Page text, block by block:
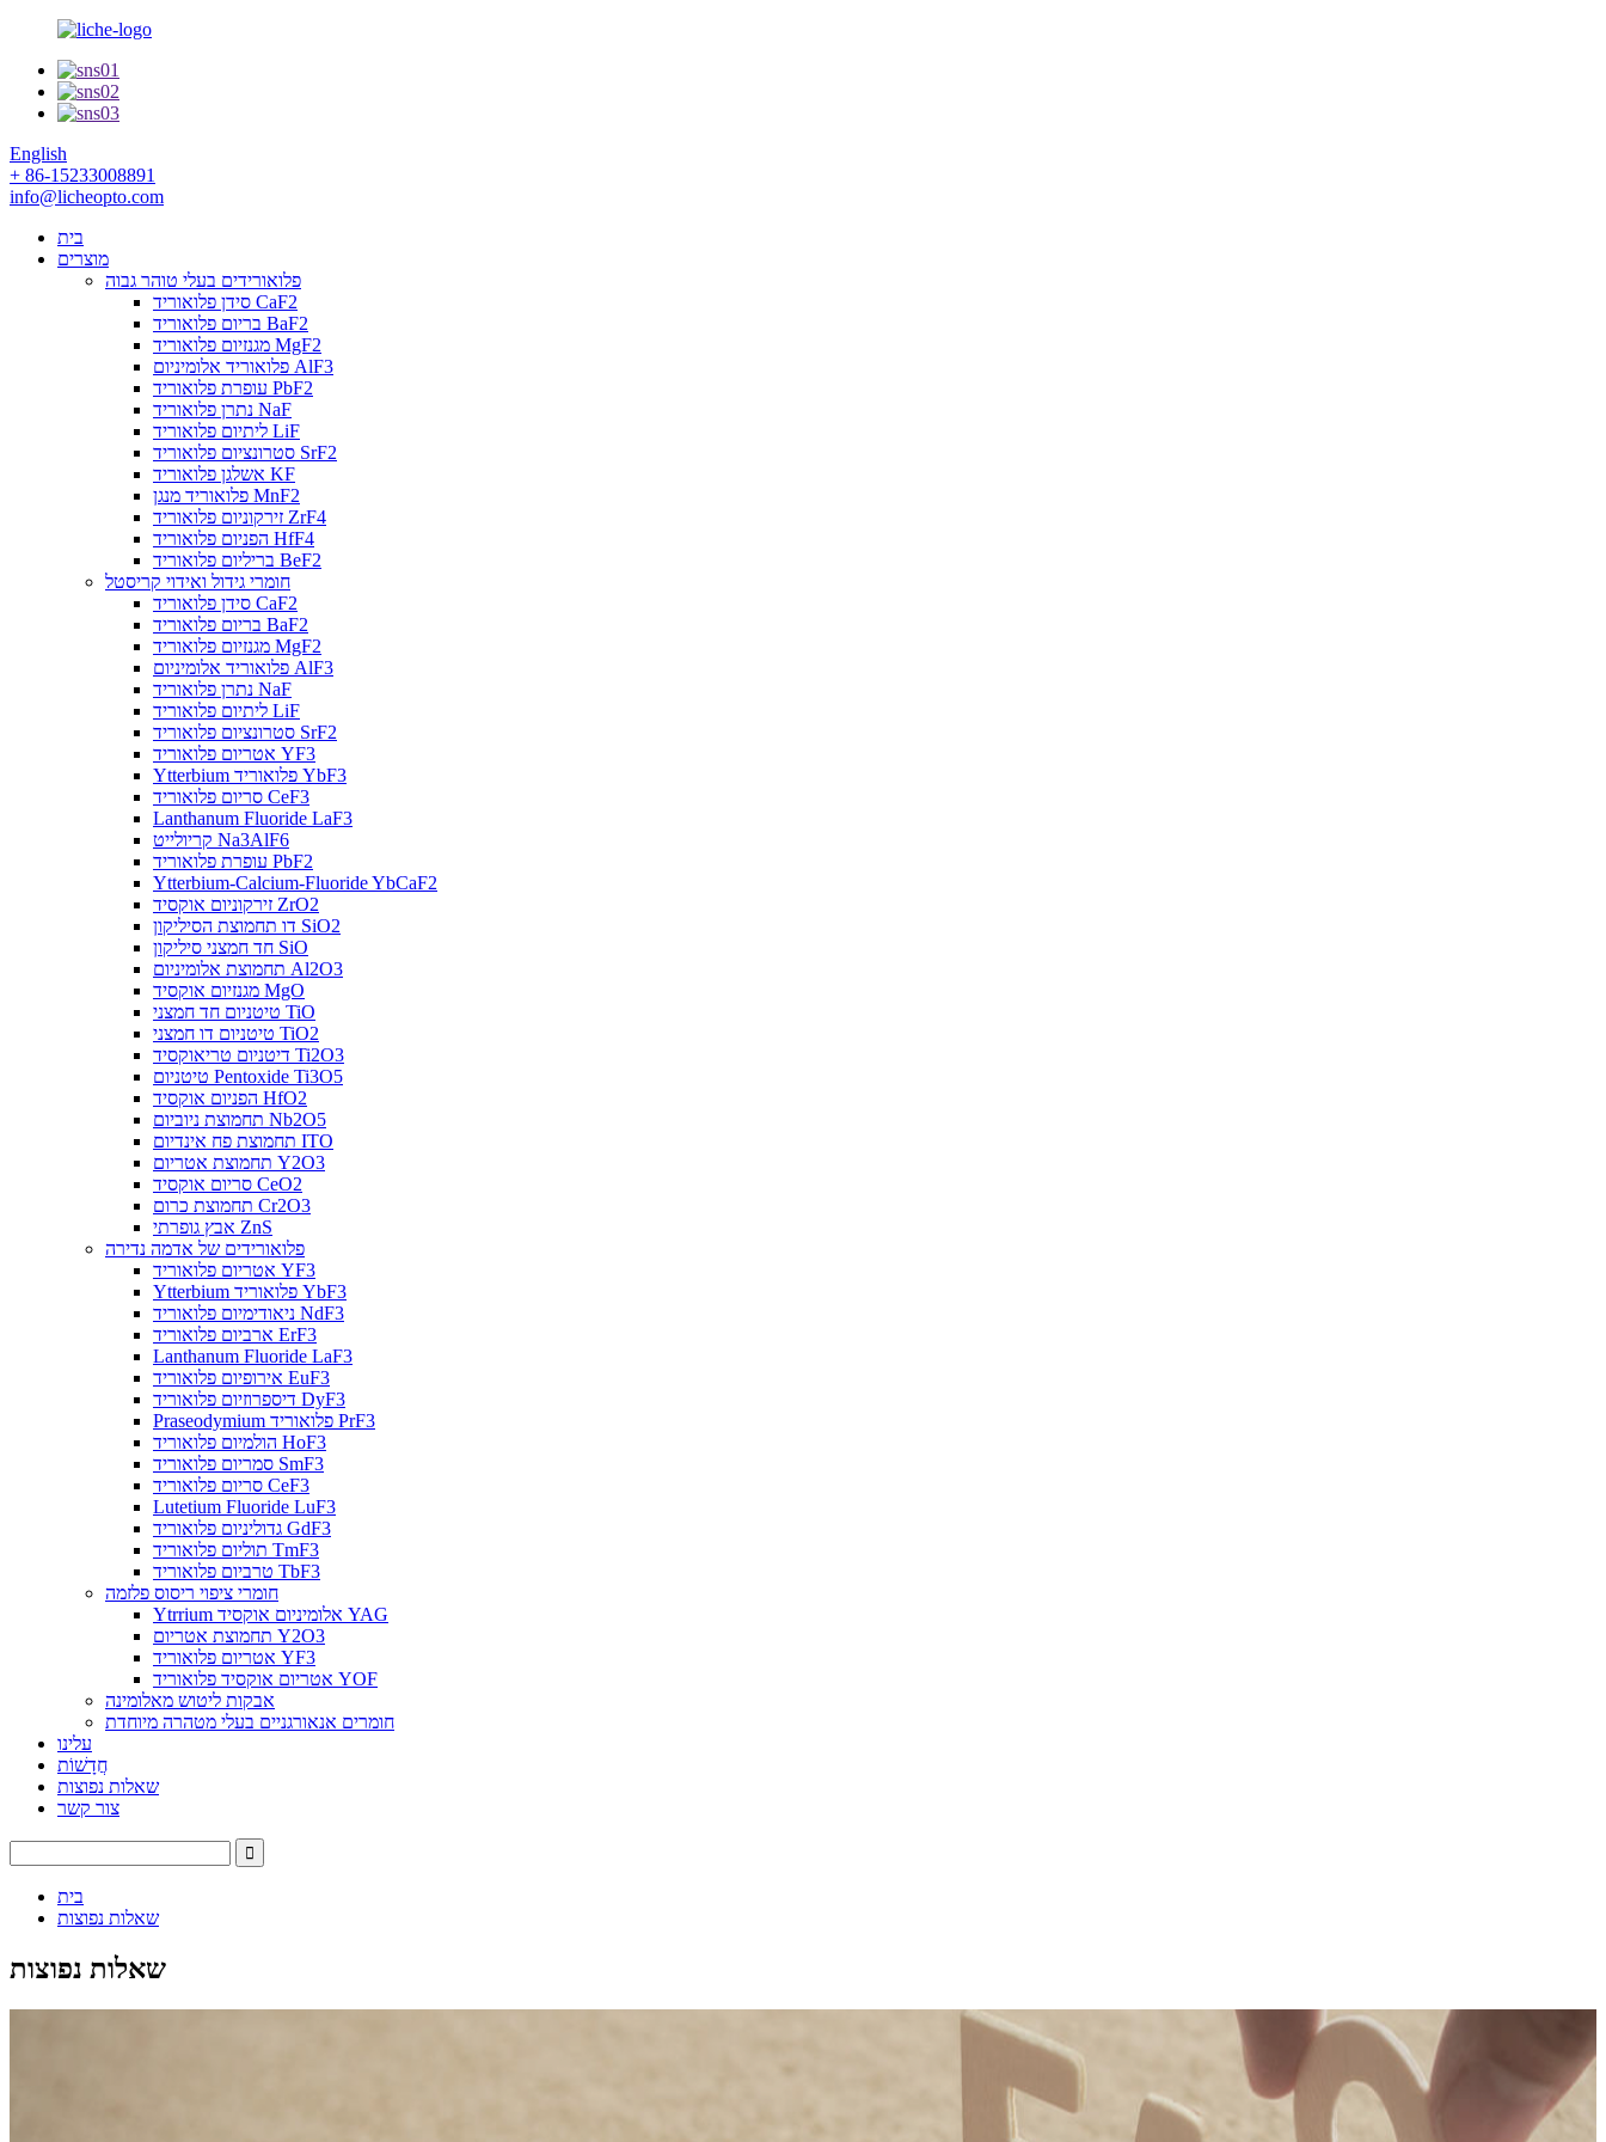
English
+ 86-15233008891
info@licheopto.com
בית
מוצרים
פלואורידים בעלי טוהר גבוה
סידן פלואוריד CaF2
בריום פלואוריד BaF2
מגנזיום פלואוריד MgF2
פלואוריד אלומיניום AlF3
עופרת פלואוריד PbF2
נתרן פלואוריד NaF
ליתיום פלואוריד LiF
סטרונציום פלואוריד SrF2
אשלגן פלואוריד KF
פלואוריד מנגן MnF2
זירקוניום פלואוריד ZrF4
הפניום פלואוריד HfF4
בריליום פלואוריד BeF2
חומרי גידול ואידוי קריסטל
סידן פלואוריד CaF2
בריום פלואוריד BaF2
מגנזיום פלואוריד MgF2
פלואוריד אלומיניום AlF3
נתרן פלואוריד NaF
ליתיום פלואוריד LiF
סטרונציום פלואוריד SrF2
אטריום פלואוריד YF3
Ytterbium פלואוריד YbF3
סריום פלואוריד CeF3
Lanthanum Fluoride LaF3
קריולייט Na3AlF6
עופרת פלואוריד PbF2
Ytterbium-Calcium-Fluoride YbCaF2
זירקוניום אוקסיד ZrO2
דו תחמוצת הסיליקון SiO2
חד חמצני סיליקון SiO
תחמוצת אלומיניום Al2O3
מגנזיום אוקסיד MgO
טיטניום חד חמצני TiO
טיטניום דו חמצני TiO2
דיטניום טריאוקסיד Ti2O3
טיטניום Pentoxide Ti3O5
הפניום אוקסיד HfO2
תחמוצת ניוביום Nb2O5
תחמוצת פח אינדיום ITO
תחמוצת אטריום Y2O3
סריום אוקסיד CeO2
תחמוצת כרום Cr2O3
אבץ גופרתי ZnS
פלואורידים של אדמה נדירה
אטריום פלואוריד YF3
Ytterbium פלואוריד YbF3
ניאודימיום פלואוריד NdF3
ארביום פלואוריד ErF3
Lanthanum Fluoride LaF3
אירופיום פלואוריד EuF3
דיספרוזיום פלואוריד DyF3
Praseodymium פלואוריד PrF3
הולמיום פלואוריד HoF3
סמריום פלואוריד SmF3
סריום פלואוריד CeF3
Lutetium Fluoride LuF3
גדוליניום פלואוריד GdF3
תוליום פלואוריד TmF3
טרביום פלואוריד TbF3
חומרי ציפוי ריסוס פלזמה
Ytrrium אלומיניום אוקסיד YAG
תחמוצת אטריום Y2O3
אטריום פלואוריד YF3
אטריום אוקסיד פלואוריד YOF
אבקות ליטוש מאלומינה
חומרים אנאורגניים בעלי מטהרה מיוחדת
עלינו
חֲדָשׁוֹת
שאלות נפוצות
צור קשר
בית
שאלות נפוצות
שאלות נפוצות